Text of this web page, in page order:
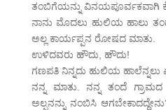
ತಂಬಿಗೆಯನ್ನು ವಿನಯಪೂರ್ವಕವಾಗಿ
ನಾನು ಮೊದಲು ಹುಲಿಯ ಹಾಲು
ಅಲ್ಲ ಕಾರ್ಯಪ್ಪನ ರೋಷದ ಮಾತು.
ಉಳಿದವರು ಹೌದು, ಹೌದು!
ಗಣಪತಿ ನಿನ್ನದು ಹುಲಿಯ ಹಾಲೆನ್ನಲು
ನನ್ನ ಮಾತು. ನನ್ನ ತಂದೆ
ಅಲ್ಪನನ್ನು ನಂಬಿಸಿ